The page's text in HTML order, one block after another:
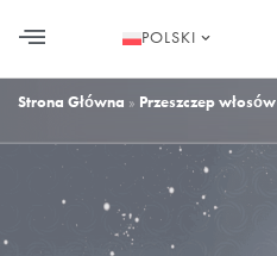
POLSKI
Strona Główna » Przeszczep włosów